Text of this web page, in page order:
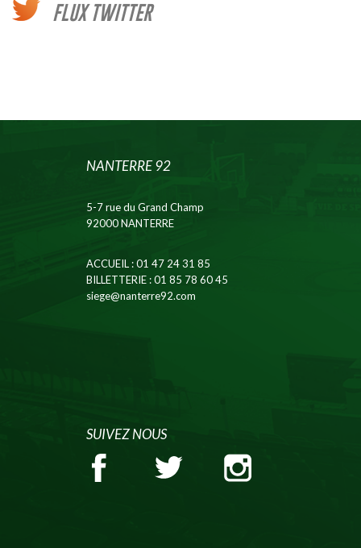
FLUX TWITTER
NANTERRE 92
5-7 rue du Grand Champ
92000 NANTERRE
ACCUEIL: 01 47 24 31 85
BILLETTERIE: 01 85 78 60 45
siege@nanterre92.com
SUIVEZ NOUS